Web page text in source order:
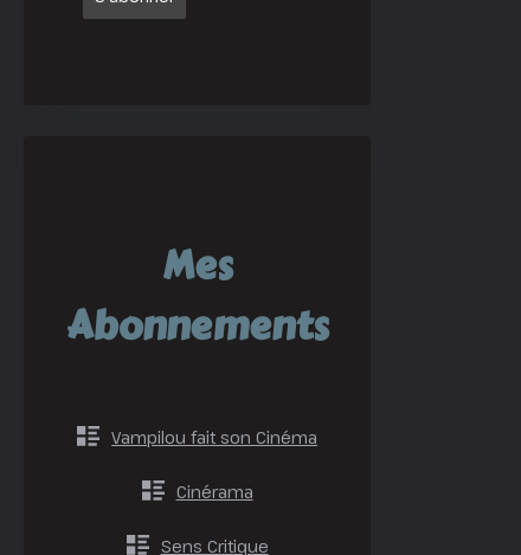
Mes
Abonnements
Vampilou fait son Cinéma
Cinérama
Sens Critique